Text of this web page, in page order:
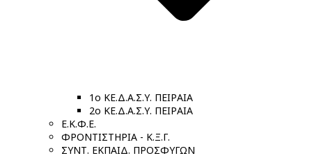
1ο ΚΕ.Δ.Α.Σ.Υ. ΠΕΙΡΑΙΑ
2ο ΚΕ.Δ.Α.Σ.Υ. ΠΕΙΡΑΙΑ
Ε.Κ.Φ.Ε.
ΦΡΟΝΤΙΣΤΗΡΙΑ - Κ.Ξ.Γ.
ΣΥΝΤ. ΕΚΠΑΙΔ. ΠΡΟΣΦΥΓΩΝ